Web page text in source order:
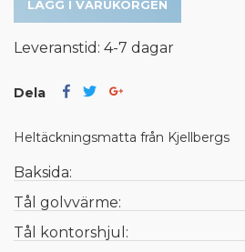
LÄGG I VARUKORGEN
Leveranstid: 4-7 dagar
Dela
Heltäckningsmatta från Kjellbergs
Baksida:
Tål golvvärme:
Tål kontorshjul: